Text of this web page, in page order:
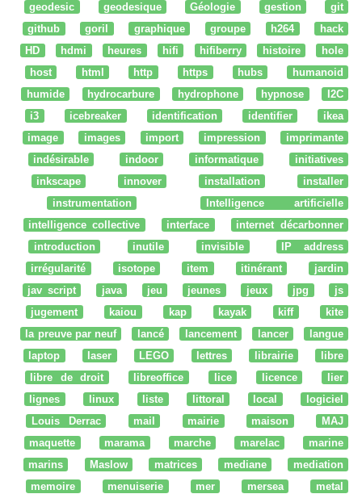
geodesic geodesique Géologie gestion
git
github
goril graphique groupe h264
hack
HD
hdmi heures hifi hifiberry histoire
hole
host
html http https hubs
humanoid
humide
hydrocarbure hydrophone hypnose
I2C
i3
icebreaker identification identifier
ikea
image
images import impression
imprimante
indésirable
indoor informatique
initiatives
inkscape
innover installation
installer
instrumentation
Intelligence artificielle
intelligence collective
interface
internet décarbonner
introduction
inutile invisible
IP address
irrégularité
isotope item itinérant
jardin
jav script
java jeu jeunes jeux jpg
js
jugement
kaiou kap kayak kiff
kite
la preuve par neuf
lancé lancement lancer
langue
laptop
laser LEGO lettres librairie
libre
libre de droit
libreoffice lice licence
lier
lignes
linux liste littoral local
logiciel
Louis Derrac
mail mairie maison
MAJ
maquette
marama marche marelac
marine
marins
Maslow matrices mediane
mediation
memoire
menuiserie mer mersea
metal